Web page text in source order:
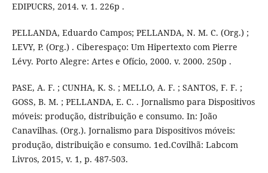
EDIPUCRS, 2014. v. 1. 226p .
PELLANDA, Eduardo Campos; PELLANDA, N. M. C. (Org.) ;
LEVY, P. (Org.) . Ciberespaço: Um Hipertexto com Pierre
Lévy. Porto Alegre: Artes e Ofício, 2000. v. 2000. 250p .
PASE, A. F. ; CUNHA, K. S. ; MELLO, A. F. ; SANTOS, F. F. ;
GOSS, B. M. ; PELLANDA, E. C. . Jornalismo para Dispositivos
móveis: produção, distribuição e consumo. In: João
Canavilhas. (Org.). Jornalismo para Dispositivos móveis:
produção, distribuição e consumo. 1ed.Covilhã: Labcom
Livros, 2015, v. 1, p. 487-503.